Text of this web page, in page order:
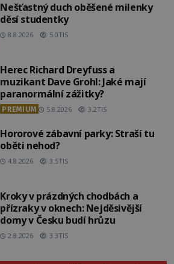
Nešťastný duch oběšené milenky
děsí studentky
8.8.2026 5.0TIS
Herec Richard Dreyfuss a
muzikant Dave Grohl: Jaké mají
paranormální zážitky?
PREMIUM 5.8.2026 3.2TIS
Hororové zábavní parky: Straší tu
oběti nehod?
4.8.2026 3.5TIS
Kroky v prázdných chodbách a
přízraky v oknech: Nejděsivější
domy v Česku budí hrůzu
2.8.2026 3.3TIS